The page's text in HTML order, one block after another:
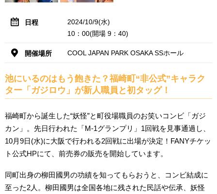
日程
2024/10/9(水)
10：00(開場 9：40)
開催場所 COOL JAPAN PARK OSAKA SSホール
池にいるのはもう飽きた？福崎町“非公式”キャラク
ター「ガジロウ」が新人職員と初タッグ！
福崎町から誕生した“妖怪”と町役場職員のお笑いコンビ「ガジ
カン」。先日行われた「M-1グランプリ」1回戦を見事通過し、
10月9日(水)に大阪で行われる2回戦に出場が決定！FANYチケッ
ト公式HPにて、前売券の販売を開始しています。
同町出身の柳田國男の功績を知ってもらおうと、コンビ結成に
至った2人。柳田國男は全国各地に残された民話や伝承、妖怪